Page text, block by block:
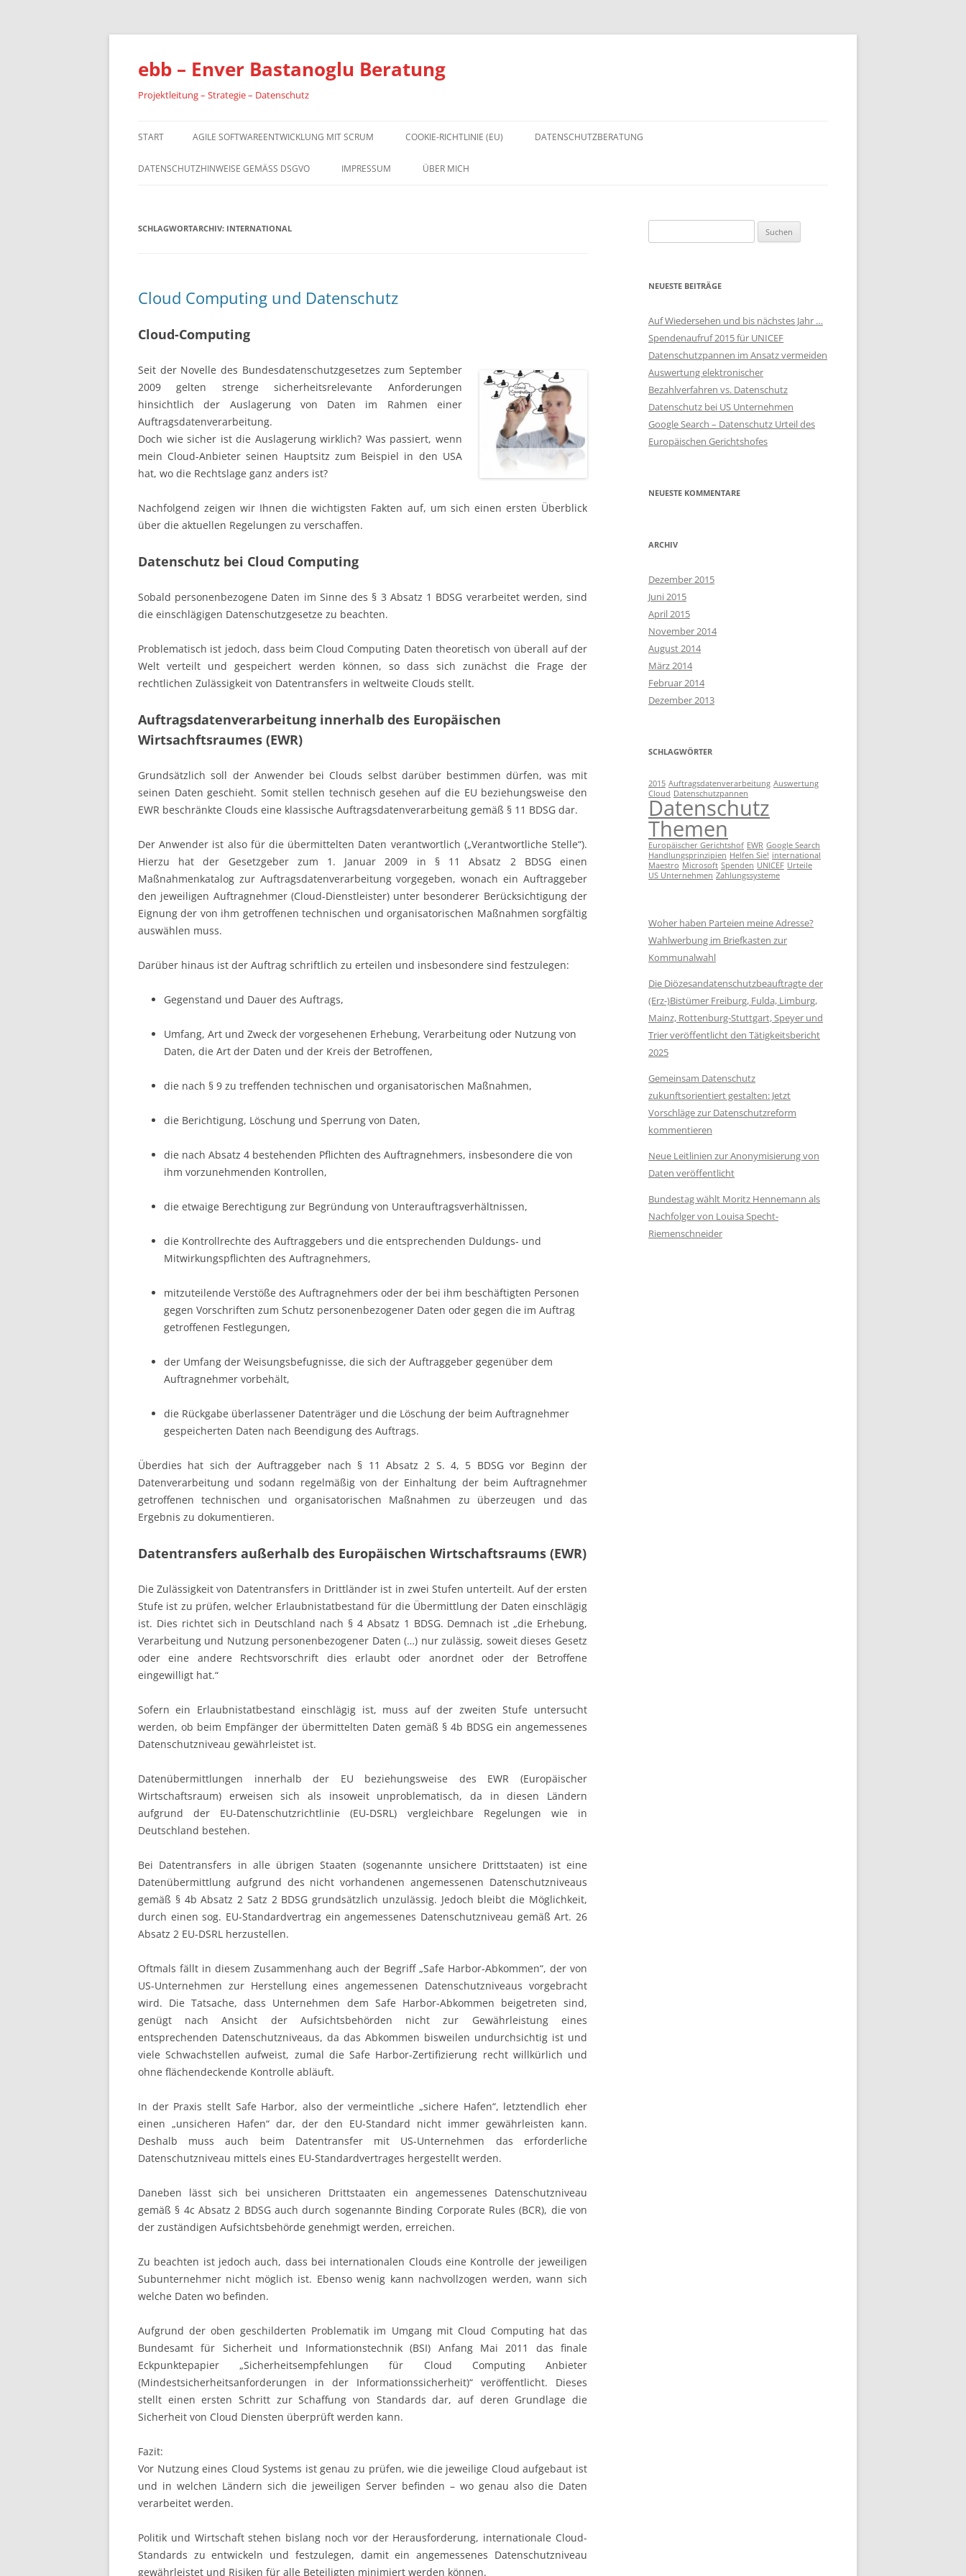
Zum
springen
ebb – Enver Bastanoglu Beratung
Projektleitung – Strategie – Datenschutz
START AGILE SOFTWAREENTWICKLUNG MIT SCRUM COOKIE-RICHTLINIE (EU) DATENSCHUTZBERATUNG
DER LÄNDER
WIE WICHTIG IST DATENSCHUTZ?
HAUPTPRINZIPIEN DES
DATENSCHUTZ
INTERNER
DATENSCHUTZBEAUFTRAGTER
EXTERNER
INTERNER VS. EXTERNER DSB
DATENSCHUTZ
MITARBEITERDATEN IM INTERNET
RECHTE DER BETROFFENEN
GRUNDREGELN DES DS
EINEN DSB
FÜR DATENSCHUTZBEAUFTRAGTE
DATENSCHUTZHINWEISE GEMÄSS DSGVO IMPRESSUM ÜBER MICH
SCHLAGWORTARCHIV: INTERNATIONAL
Cloud Computing und Datenschutz
Cloud-Computing
Seit der Novelle des Bundesdatenschutzgesetzes zum September
2009 gelten strenge sicherheitsrelevante Anforderungen
hinsichtlich der Auslagerung von Daten im Rahmen einer
Auftragsdatenverarbeitung.
Doch wie sicher ist die Auslagerung wirklich? Was passiert, wenn
mein Cloud-Anbieter seinen Hauptsitz zum Beispiel in den USA
hat, wo die Rechtslage ganz anders ist?
Nachfolgend zeigen wir Ihnen die wichtigsten Fakten auf, um sich einen ersten Überblick
über die aktuellen Regelungen zu verschaffen.
Datenschutz bei Cloud Computing
Sobald personenbezogene Daten im Sinne des § 3 Absatz 1 BDSG verarbeitet werden, sind
die einschlägigen Datenschutzgesetze zu beachten.
Problematisch ist jedoch, dass beim Cloud Computing Daten theoretisch von überall auf der
Welt verteilt und gespeichert werden können, so dass sich zunächst die Frage der
rechtlichen Zulässigkeit von Datentransfers in weltweite Clouds stellt.
Auftragsdatenverarbeitung innerhalb des Europäischen
Wirtsachftsraumes (EWR)
Grundsätzlich soll der Anwender bei Clouds selbst darüber bestimmen dürfen, was mit
seinen Daten geschieht. Somit stellen technisch gesehen auf die EU beziehungsweise den
EWR beschränkte Clouds eine klassische Auftragsdatenverarbeitung gemäß § 11 BDSG dar.
Der Anwender ist also für die übermittelten Daten verantwortlich („Verantwortliche Stelle“).
Hierzu hat der Gesetzgeber zum 1. Januar 2009 in § 11 Absatz 2 BDSG einen
Maßnahmenkatalog zur Auftragsdatenverarbeitung vorgegeben, wonach ein Auftraggeber
den jeweiligen Auftragnehmer (Cloud-Dienstleister) unter besonderer Berücksichtigung der
Eignung der von ihm getroffenen technischen und organisatorischen Maßnahmen sorgfältig
auswählen muss.
Darüber hinaus ist der Auftrag schriftlich zu erteilen und insbesondere sind festzulegen:
Gegenstand und Dauer des Auftrags,
Umfang, Art und Zweck der vorgesehenen Erhebung, Verarbeitung oder Nutzung von
Daten, die Art der Daten und der Kreis der Betroffenen,
die nach § 9 zu treffenden technischen und organisatorischen Maßnahmen,
die Berichtigung, Löschung und Sperrung von Daten,
die nach Absatz 4 bestehenden Pflichten des Auftragnehmers, insbesondere die von
ihm vorzunehmenden Kontrollen,
die etwaige Berechtigung zur Begründung von Unterauftragsverhältnissen,
die Kontrollrechte des Auftraggebers und die entsprechenden Duldungs- und
Mitwirkungspflichten des Auftragnehmers,
mitzuteilende Verstöße des Auftragnehmers oder der bei ihm beschäftigten Personen
gegen Vorschriften zum Schutz personenbezogener Daten oder gegen die im Auftrag
getroffenen Festlegungen,
der Umfang der Weisungsbefugnisse, die sich der Auftraggeber gegenüber dem
Auftragnehmer vorbehält,
die Rückgabe überlassener Datenträger und die Löschung der beim Auftragnehmer
gespeicherten Daten nach Beendigung des Auftrags.
Überdies hat sich der Auftraggeber nach § 11 Absatz 2 S. 4, 5 BDSG vor Beginn der
Datenverarbeitung und sodann regelmäßig von der Einhaltung der beim Auftragnehmer
getroffenen technischen und organisatorischen Maßnahmen zu überzeugen und das
Ergebnis zu dokumentieren.
Datentransfers außerhalb des Europäischen Wirtschaftsraums (EWR)
Die Zulässigkeit von Datentransfers in Drittländer ist in zwei Stufen unterteilt. Auf der ersten
Stufe ist zu prüfen, welcher Erlaubnistatbestand für die Übermittlung der Daten einschlägig
ist. Dies richtet sich in Deutschland nach § 4 Absatz 1 BDSG. Demnach ist „die Erhebung,
Verarbeitung und Nutzung personenbezogener Daten (…) nur zulässig, soweit dieses Gesetz
oder eine andere Rechtsvorschrift dies erlaubt oder anordnet oder der Betroffene
eingewilligt hat.“
Sofern ein Erlaubnistatbestand einschlägig ist, muss auf der zweiten Stufe untersucht
werden, ob beim Empfänger der übermittelten Daten gemäß § 4b BDSG ein angemessenes
Datenschutzniveau gewährleistet ist.
Datenübermittlungen innerhalb der EU beziehungsweise des EWR (Europäischer
Wirtschaftsraum) erweisen sich als insoweit unproblematisch, da in diesen Ländern
aufgrund der EU-Datenschutzrichtlinie (EU-DSRL) vergleichbare Regelungen wie in
Deutschland bestehen.
Bei Datentransfers in alle übrigen Staaten (sogenannte unsichere Drittstaaten) ist eine
Datenübermittlung aufgrund des nicht vorhandenen angemessenen Datenschutzniveaus
gemäß § 4b Absatz 2 Satz 2 BDSG grundsätzlich unzulässig. Jedoch bleibt die Möglichkeit,
durch einen sog. EU-Standardvertrag ein angemessenes Datenschutzniveau gemäß Art. 26
Absatz 2 EU-DSRL herzustellen.
Oftmals fällt in diesem Zusammenhang auch der Begriff „Safe Harbor-Abkommen“, der von
US-Unternehmen zur Herstellung eines angemessenen Datenschutzniveaus vorgebracht
wird. Die Tatsache, dass Unternehmen dem Safe Harbor-Abkommen beigetreten sind,
genügt nach Ansicht der Aufsichtsbehörden nicht zur Gewährleistung eines
entsprechenden Datenschutzniveaus, da das Abkommen bisweilen undurchsichtig ist und
viele Schwachstellen aufweist, zumal die Safe Harbor-Zertifizierung recht willkürlich und
ohne flächendeckende Kontrolle abläuft.
In der Praxis stellt Safe Harbor, also der vermeintliche „sichere Hafen“, letztendlich eher
einen „unsicheren Hafen“ dar, der den EU-Standard nicht immer gewährleisten kann.
Deshalb muss auch beim Datentransfer mit US-Unternehmen das erforderliche
Datenschutzniveau mittels eines EU-Standardvertrages hergestellt werden.
Daneben lässt sich bei unsicheren Drittstaaten ein angemessenes Datenschutzniveau
gemäß § 4c Absatz 2 BDSG auch durch sogenannte Binding Corporate Rules (BCR), die von
der zuständigen Aufsichtsbehörde genehmigt werden, erreichen.
Zu beachten ist jedoch auch, dass bei internationalen Clouds eine Kontrolle der jeweiligen
Subunternehmer nicht möglich ist. Ebenso wenig kann nachvollzogen werden, wann sich
welche Daten wo befinden.
Aufgrund der oben geschilderten Problematik im Umgang mit Cloud Computing hat das
Bundesamt für Sicherheit und Informationstechnik (BSI) Anfang Mai 2011 das finale
Eckpunktepapier „Sicherheitsempfehlungen für Cloud Computing Anbieter
(Mindestsicherheitsanforderungen in der Informationssicherheit)“ veröffentlicht. Dieses
stellt einen ersten Schritt zur Schaffung von Standards dar, auf deren Grundlage die
Sicherheit von Cloud Diensten überprüft werden kann.
Fazit:
Vor Nutzung eines Cloud Systems ist genau zu prüfen, wie die jeweilige Cloud aufgebaut ist
und in welchen Ländern sich die jeweiligen Server befinden – wo genau also die Daten
verarbeitet werden.
Politik und Wirtschaft stehen bislang noch vor der Herausforderung, internationale Cloud-
Standards zu entwickeln und festzulegen, damit ein angemessenes Datenschutzniveau
gewährleistet und Risiken für alle Beteiligten minimiert werden können.
nach:
NEUESTE BEITRÄGE
Auf Wiedersehen und bis nächstes Jahr …
Spendenaufruf 2015 für UNICEF
Datenschutzpannen im Ansatz vermeiden
Auswertung elektronischer
Bezahlverfahren vs. Datenschutz
Datenschutz bei US Unternehmen
Google Search – Datenschutz Urteil des
Europäischen Gerichtshofes
NEUESTE KOMMENTARE
ARCHIV
Dezember 2015
Juni 2015
April 2015
November 2014
August 2014
März 2014
Februar 2014
Dezember 2013
SCHLAGWÖRTER
2015 Auftragsdatenverarbeitung Auswertung
Cloud Datenschutzpannen
Datenschutz
Themen
Europäischer Gerichtshof EWR Google Search
Handlungsprinzipien Helfen Sie! international
Maestro Microsoft Spenden UNICEF Urteile
US Unternehmen Zahlungssysteme
Woher haben Parteien meine Adresse?
Wahlwerbung im Briefkasten zur
Kommunalwahl
Die Diözesandatenschutzbeauftragte der
(Erz-)Bistümer Freiburg, Fulda, Limburg,
Mainz, Rottenburg-Stuttgart, Speyer und
Trier veröffentlicht den Tätigkeitsbericht
2025
Gemeinsam Datenschutz
zukunftsorientiert gestalten: Jetzt
Vorschläge zur Datenschutzreform
kommentieren
Neue Leitlinien zur Anonymisierung von
Daten veröffentlicht
Bundestag wählt Moritz Hennemann als
Nachfolger von Louisa Specht-
Riemenschneider